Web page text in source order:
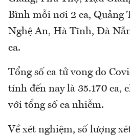
Bình mỗi nơi 2 ca, Quảng
Nghệ An, Hà Tĩnh, Đà
ca.
Tổng số ca tử vong do
tính đến nay là 35.170 ca,
với tổng số ca nhiễm.
Về xét nghiệm, số lượng